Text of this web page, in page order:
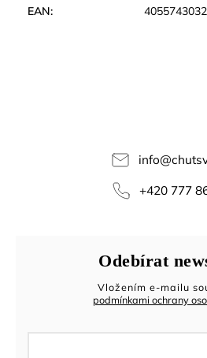
EAN:
info@
+420 777
Odebírat
Vložením e-mailu
podmínkami ochrany